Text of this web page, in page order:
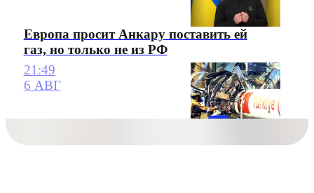
Европа просит Анкару поставить ей
газ, но только не из РФ
21:49
6 АВГ